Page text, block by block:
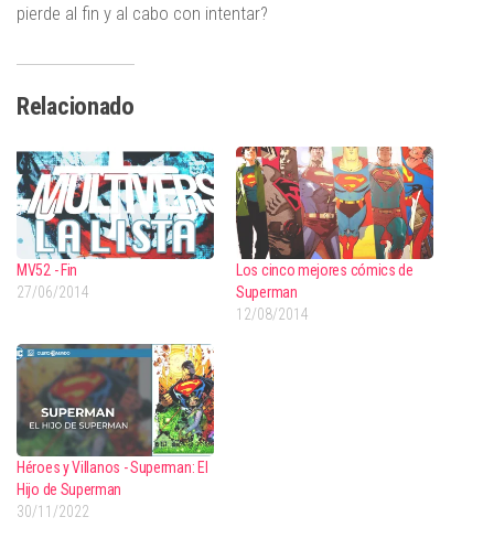
pierde al fin y al cabo con intentar?
Relacionado
MV52 - Fin
27/06/2014
Los cinco mejores cómics de
Superman
12/08/2014
Héroes y Villanos - Superman: El
Hijo de Superman
30/11/2022